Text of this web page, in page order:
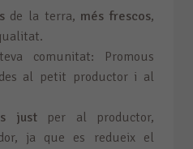
de la terra, més frescos,
comunitat: Promous
al petit productor i al
justper al productor,
ja que es redueix el